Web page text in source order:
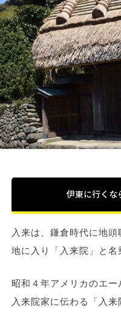
伊東に行く
入来は、鎌倉時代に地
地に入り「入来院」と名
昭和４年アメリカのエ
入来院家に伝わる「入